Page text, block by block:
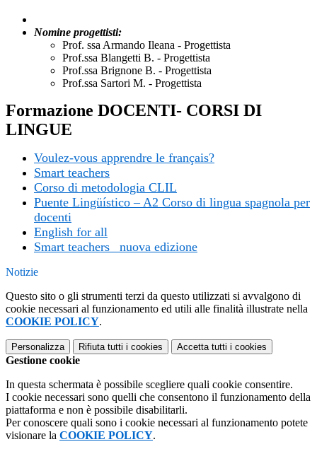
Nomine progettisti:
Prof. ssa Armando Ileana - Progettista
Prof.ssa Blangetti B. - Progettista
Prof.ssa Brignone B. - Progettista
Prof.ssa Sartori M. - Progettista
Formazione DOCENTI- CORSI DI
LINGUE
Voulez-vous apprendre le français?
Smart teachers
Corso di metodologia CLIL
Puente Lingüístico – A2 Corso di lingua spagnola per
docenti
English for all
Smart teachers_ nuova edizione
Notizie
Questo sito o gli strumenti terzi da questo utilizzati si avvalgono di
cookie necessari al funzionamento ed utili alle finalità illustrate nella
COOKIE POLICY.
Personalizza Rifiuta tutti i cookies Accetta tutti i cookies
Gestione cookie
In questa schermata è possibile scegliere quali cookie consentire.
I cookie necessari sono quelli che consentono il funzionamento della
piattaforma e non è possibile disabilitarli.
Per conoscere quali sono i cookie necessari al funzionamento potete
visionare la COOKIE POLICY.